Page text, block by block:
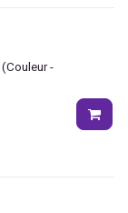
(Couleur -